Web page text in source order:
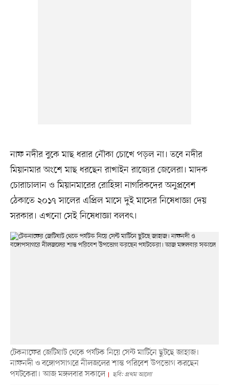
নাফ নদীর বুকে মাছ ধরার নৌকা চোখে পড়ল না। তবে নদীর
মিয়ানমার অংশে মাছ ধরছেন রাখাইন রাজ্যের জেলেরা। মাদক
চোরাচালান ও মিয়ানমারের রোহিঙ্গা নাগরিকদের অনুপ্রবেশ
ঠেকাতে ২০১৭ সালের এপ্রিল মাসে দুই মাসের নিষেধাজ্ঞা দেয়
সরকার। এখনো সেই নিষেধাজ্ঞা বলবৎ।
টেকনাফের জেটিঘাট থেকে পর্যটক নিয়ে সেন্ট মার্টিনে ছুটছে জাহাজ।
নাফনদী ও বঙ্গোপসাগরে নীলজলের শান্ত পরিবেশ উপভোগ করছেন
পযটকেরা। আজ মঙ্গলবার সকালে
ছবি: প্রথম আলো